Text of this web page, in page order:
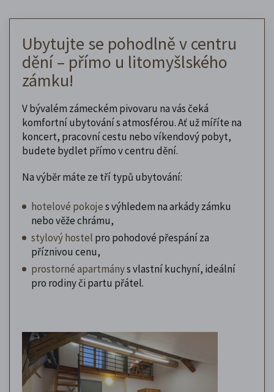
Ubytujte se pohodlně v centru
dění – přímo u litomyšlského
zámku!
V bývalém zámeckém pivovaru na vás čeká
komfortní ubytování s atmosférou. Ať už míříte na
koncert, pracovní cestu nebo víkendový pobyt,
budete bydlet přímo v centru dění.
Na výběr máte ze tří typů ubytování:
hotelové pokojes výhledem na arkády zámku
nebo věže chrámu,
stylový hostel pro pohodové přespání za
příznivou cenu,
prostorné apartmánys vlastní kuchyní, ideální
pro rodiny či partu přátel.